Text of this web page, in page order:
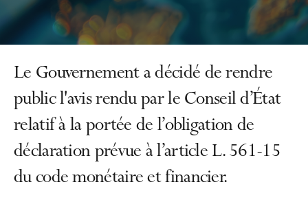
Le Gouvernement a décidé de rendre
public l'avis rendu par le Conseil d’État
relatif à la portée de l’obligation de
déclaration prévue à l’article L. 561-15
du code monétaire et financier.